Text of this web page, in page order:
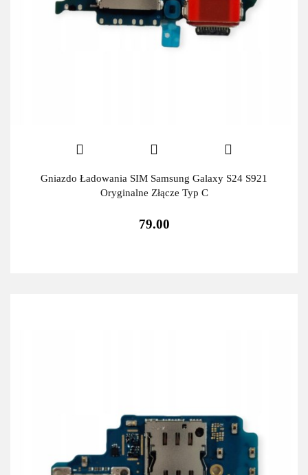
Gniazdo Ładowania SIM Samsung Galaxy S24 S921
Oryginalne Złącze Typ C
79.00